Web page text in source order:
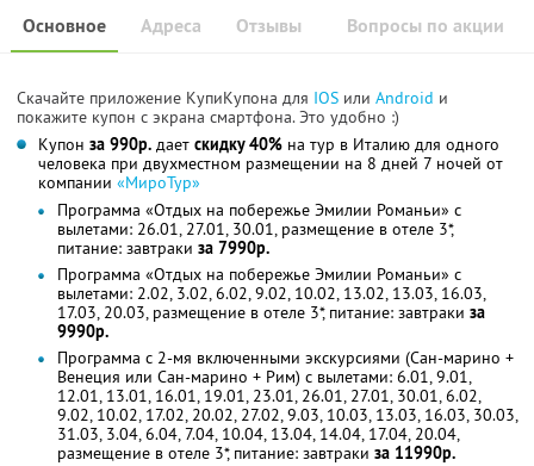
Основное Отзывы Вопросы по акции
Адреса
Скачайте приложение КупиКупона для IOS или Android и
покажите купон с экрана смартфона. Это удобно :)
Купон за 990р. дает скидку 40% на тур в Италию для одного
человека при двухместном размещении на 8 дней 7 ночей от
компании «МироТур»
Программа «Отдых на побережье Эмилии Романьи» с
вылетами: 26.01, 27.01, 30.01, размещение в отеле 3*,
питание: завтраки за 7990р.
Программа «Отдых на побережье Эмилии Романьи» с
вылетами: 2.02, 3.02, 6.02, 9.02, 10.02, 13.02, 13.03, 16.03,
17.03, 20.03, размещение в отеле 3*, питание: завтраки за
9990р.
Программа с 2-мя включенными экскурсиями (Сан-марино +
Венеция или Сан-марино + Рим) с вылетами: 6.01, 9.01,
12.01, 13.01, 16.01, 19.01, 23.01, 26.01, 27.01, 30.01, 6.02,
9.02, 10.02, 17.02, 20.02, 27.02, 9.03, 10.03, 13.03, 16.03, 30.03,
31.03, 3.04, 6.04, 7.04, 10.04, 13.04, 14.04, 17.04, 20.04,
размещение в отеле 3*, питание: завтраки за 11990р.